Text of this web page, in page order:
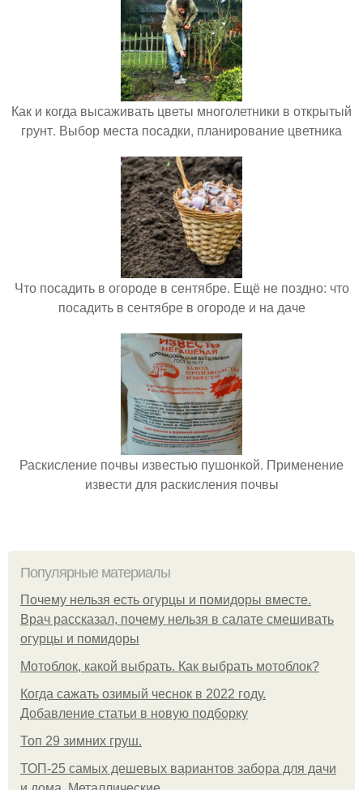
Как и когда высаживать цветы многолетники в открытый
грунт. Выбор места посадки, планирование цветника
Что посадить в огороде в сентябре. Ещё не поздно: что
посадить в сентябре в огороде и на даче
Раскисление почвы известью пушонкой. Применение
извести для раскисления почвы
Популярные материалы
Почему нельзя есть огурцы и помидоры вместе.
Врач рассказал, почему нельзя в салате смешивать
огурцы и помидоры
Мотоблок, какой выбрать. Как выбрать мотоблок?
Когда сажать озимый чеснок в 2022 году.
Добавление статьи в новую подборку
Топ 29 зимних груш.
ТОП-25 самых дешевых вариантов забора для дачи